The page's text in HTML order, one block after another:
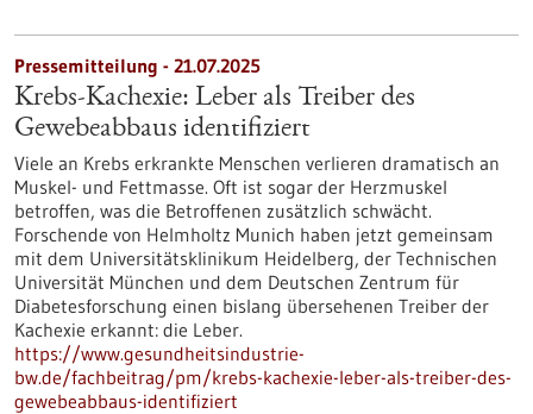
Pressemitteilung - 21.07.2025
Krebs-Kachexie: Leber als Treiber des
Gewebeabbaus identifiziert
Viele an Krebs erkrankte Menschen verlieren dramatisch an
Muskel- und Fettmasse. Oft ist sogar der Herzmuskel
betroffen, was die Betroffenen zusätzlich schwächt.
Forschende von Helmholtz Munich haben jetzt gemeinsam
mit dem Universitätsklinikum Heidelberg, der Technischen
Universität München und dem Deutschen Zentrum für
Diabetesforschung einen bislang übersehenen Treiber der
Kachexie erkannt: die Leber.
https://www.gesundheitsindustrie-
bw.de/fachbeitrag/pm/krebs-kachexie-leber-als-treiber-des-
gewebeabbaus-identifiziert